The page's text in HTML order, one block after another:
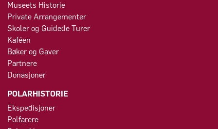
Museets Historie
Private Arrangementer
Skoler og Guidede Turer
Kaféen
Bøker og Gaver
Partnere
Donasjoner
POLARHISTORIE
Ekspedisjoner
Polfarere